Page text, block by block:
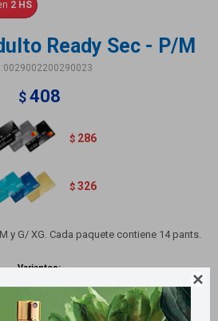

2 HS
Ready Sec - P/M
0029002200290023
$ 408
$ 286
$ 326
y G/ XG. Cada paquete contiene 14 pants.
Variantes: